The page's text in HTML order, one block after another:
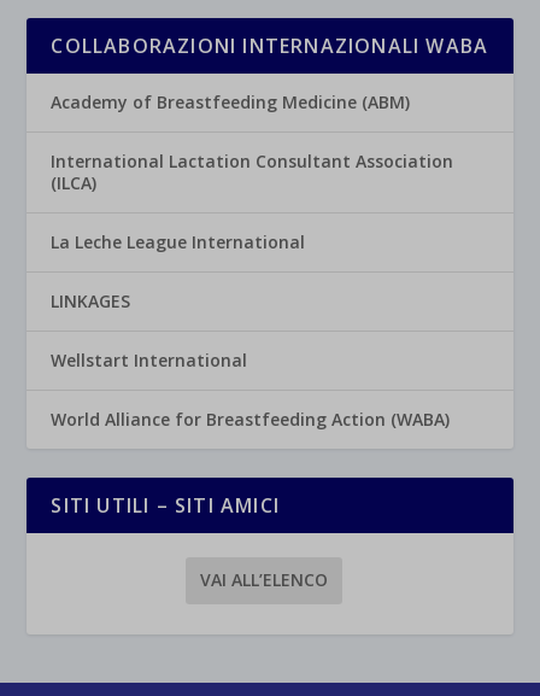
COLLABORAZIONI INTERNAZIONALI WABA
Academy of Breastfeeding Medicine (ABM)
International Lactation Consultant Association
(ILCA)
La Leche League International
LINKAGES
Wellstart International
World Alliance for Breastfeeding Action (WABA)
SITI UTILI – SITI AMICI
VAI ALL’ELENCO